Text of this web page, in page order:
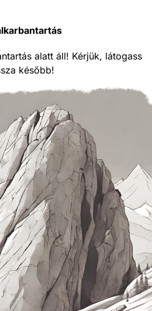
alatt áll! Kérjük, látogass
később!